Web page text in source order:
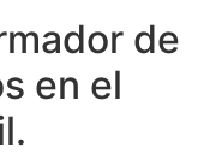
de
en el